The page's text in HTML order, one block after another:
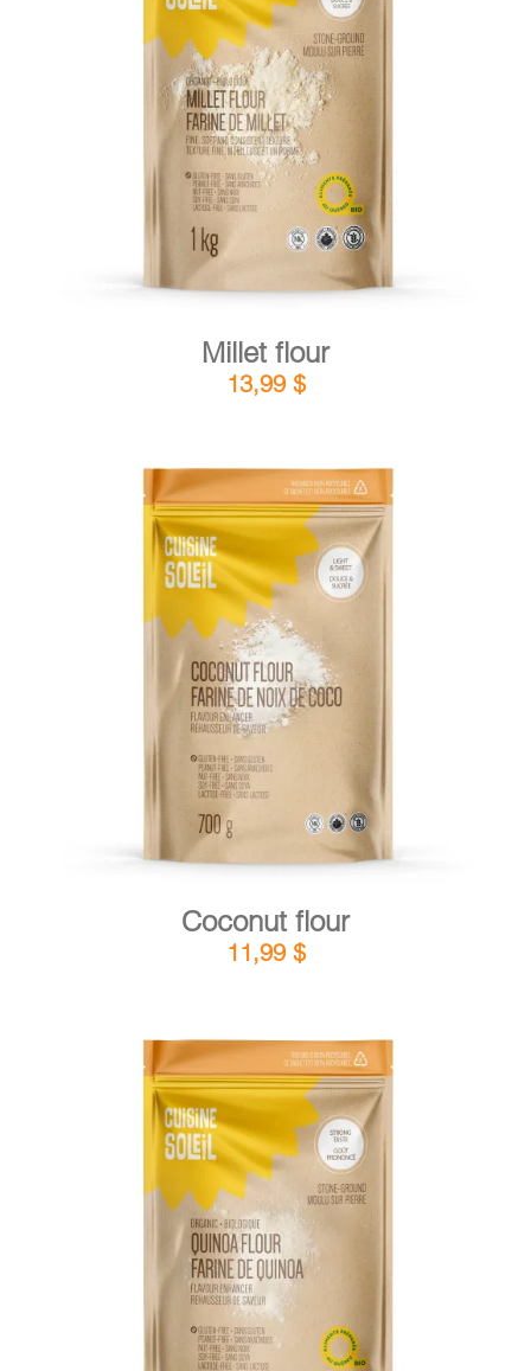
ADD TO CART / DETAILS
Millet flour
13,99 $
ADD TO CART DETAILS
Coconut flour
11,99 $
ADD TO CART / DETAILS